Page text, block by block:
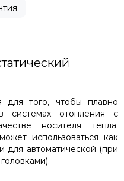
для того, чтобы плавно
системах отопления с
носителя тепла.
использоваться как
для автоматической (при